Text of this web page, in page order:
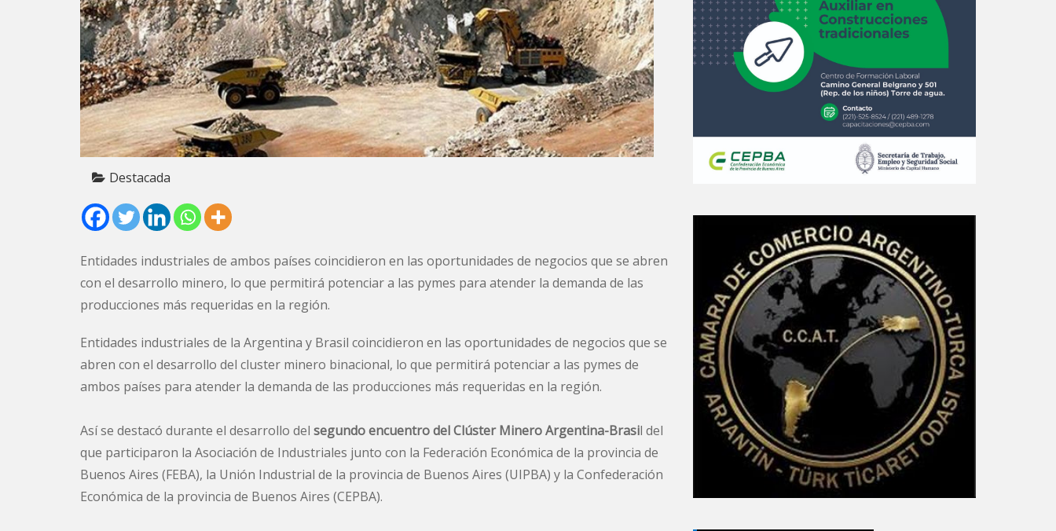
Destacada
Entidades industriales de ambos países coincidieron en las oportunidades de negocios que se abren
con el desarrollo minero, lo que permitirá potenciar a las pymes para atender la demanda de las
producciones más requeridas en la región.
Entidades industriales de la Argentina y Brasil coincidieron en las oportunidades de negocios que se
abren con el desarrollo del cluster minero binacional, lo que permitirá potenciar a las pymes de
ambos países para atender la demanda de las producciones más requeridas en la región.
Así se destacó durante el desarrollo del segundo encuentro del Clúster Minero Argentina-Brasil del
que participaron la Asociación de Industriales junto con la Federación Económica de la provincia de
Buenos Aires (FEBA), la Unión Industrial de la provincia de Buenos Aires (UIPBA) y la Confederación
Económica de la provincia de Buenos Aires (CEPBA).